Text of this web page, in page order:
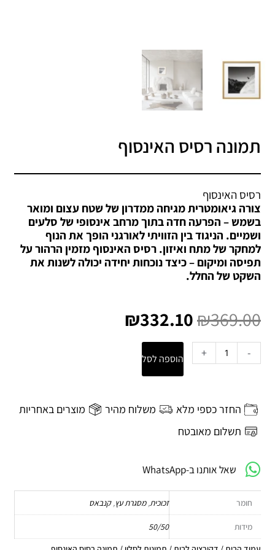
תמונה רסיס האינסוף
רסיס האינסוף
צורה גיאומטרית מגיחה ממדרון של שטח עצום ומואר
בשמש – הפרעה חדה בתוך מרחב אינסופי של סלעים
ושמיים. הניגוד בין הזוויתי לאורגני הופך את הנוף
למחקר של מתח ואיזון. רסיס האינסוף מזמין הרהור על
תפיסה ומיקום – כיצד נוכחות יחידה יכולה לשנות את
השקט של החלל.
₪369.00 המקורי
היה:
₪369.00.
₪332.10
-
של
האינסוף
+ הוספה לסל
החזר כספי מלא משלוח מהיר
מוצרים באחריות
תשלום מאובטח
שאל אותנו ב-WhatsApp
חומר זכוכית,מסגרת עץ,קנבאס
מידות 50/50